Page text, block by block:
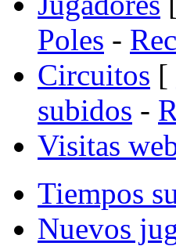
Poles -
Circuitos [
subidos -
Visitas
Tiempos
Nuevos